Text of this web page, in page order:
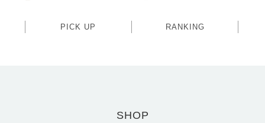
PICK UP RANKING
SHOP